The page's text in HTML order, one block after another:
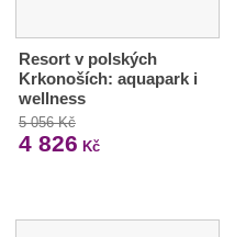
Resort v polských
Krkonoších: aquapark i
wellness
5 056 Kč
4 826 Kč